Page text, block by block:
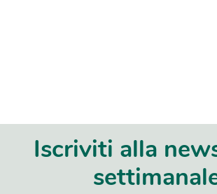
Iscriviti alla